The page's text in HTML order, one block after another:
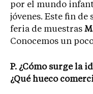
por el mundo
jóvenes. Este fin
feria de muestras
Conocemos un
P. ¿Cómo surge la
¿Qué hueco